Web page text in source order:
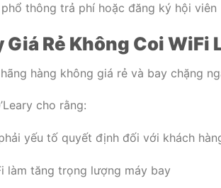
thông trả phí hoặc đăng ký hội viên
Giá Rẻ Không Coi WiFi
hàng không giá rẻ và bay chặng
cho rằng:
yếu tố quyết định đối với khách
làm tăng trọng lượng máy bay